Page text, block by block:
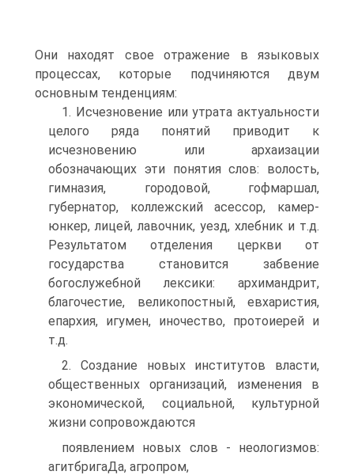
Они находят свое отражение в языковых
процессах, которые подчиняются двум
основным тенденциям:
1. Исчезновение или утрата актуальности
целого ряда понятий приводит к
исчезновению или архаизации
обозначающих эти понятия слов: волость,
гимназия, городовой, гофмаршал,
губернатор, коллежский асессор, камер-
юнкер, лицей, лавочник, уезд, хлебник и т.д.
Результатом отделения церкви от
государства становится забвение
богослужебной лексики: архимандрит,
благочестие, великопостный, евхаристия,
епархия, игумен, иночество, протоиерей и
т.д.
2. Создание новых институтов власти,
общественных организаций, изменения в
экономической, социальной, культурной
жизни сопровождаются
появлением новых слов - неологизмов:
агитбригаДа, агропром,